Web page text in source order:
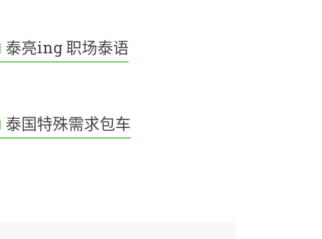
泰亮ing 职场泰语
泰国特殊需求包车